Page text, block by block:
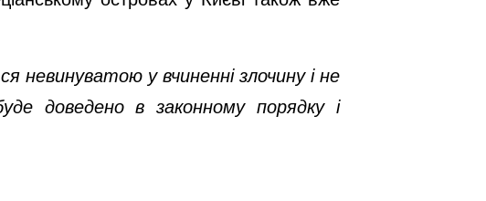
невинуватою у вчиненні злочину і не
доведено в законному порядку і